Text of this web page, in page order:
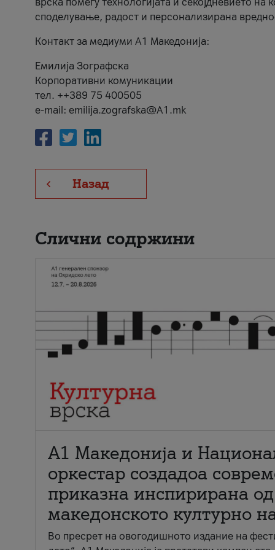
споделување, радост и персонализирана
Контакт за медиуми А1 Македонија:
Емилија Зографска
Корпоративни комуникации
тел. ++389 75 400505
e-mail: emilija.zografska@A1.mk
Назад
Слични содржини
А1 Македонија и
оркестар создадоа
приказна инспирирана од
македонското културно
Во пресрет на овогодишното издание на